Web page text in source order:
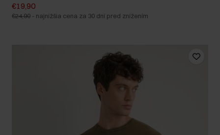
€19,90
€24,90 - najnižšia cena za 30 dní pred znížením